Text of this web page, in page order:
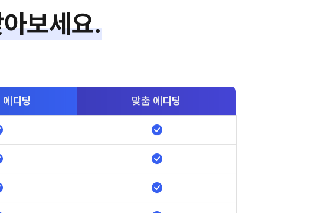
보세요.
에디팅 맞춤 에디팅